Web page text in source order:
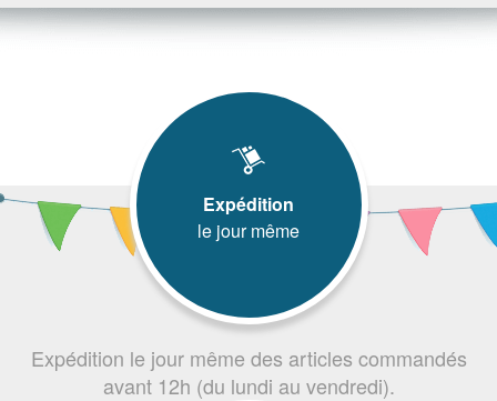
Expédition
le jour même
Expédition le jour même des articles commandés
avant 12h (du lundi au vendredi).